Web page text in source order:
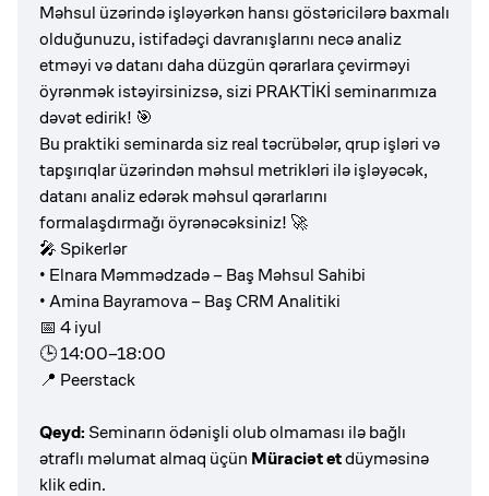
Məhsul üzərində işləyərkən hansı göstəricilərə baxmalı
olduğunuzu, istifadəçi davranışlarını necə analiz
etməyi və datanı daha düzgün qərarlara çevirməyi
öyrənmək istəyirsinizsə, sizi PRAKTİKİ seminarımıza
dəvət edirik! 🎯
Bu praktiki seminarda siz real təcrübələr, qrup işləri və
tapşırıqlar üzərindən məhsul metrikləri ilə işləyəcək,
datanı analiz edərək məhsul qərarlarını
formalaşdırmağı öyrənəcəksiniz! 🚀
🎤 Spikerlər
• Elnara Məmmədzadə – Baş Məhsul Sahibi
• Amina Bayramova – Baş CRM Analitiki
📅 4 iyul
🕒 14:00–18:00
📍 Peerstack
Qeyd: Seminarın ödənişli olub olmaması ilə bağlı
ətraflı məlumat almaq üçün Müraciət etdüyməsinə
klik edin.